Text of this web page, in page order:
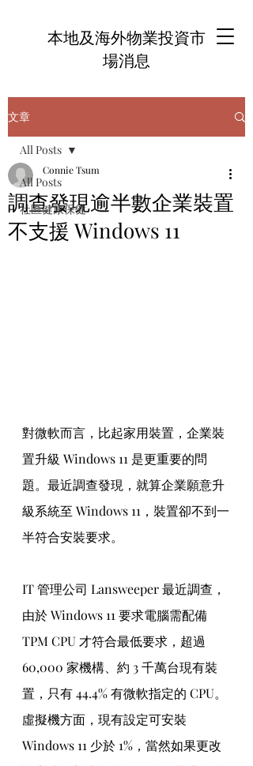
本地及海外物業投資市
場消息
文章
All Posts
社區健康保健
All Posts
調查發現逾半數企業裝置
不支援 Windows 11
Connie Tsum
對微軟而言，比起家用裝置，企業裝
置升級 Windows 11 是更重要的問
題。最近調查發現，就算企業願意升
級系統至 Windows 11，裝置卻不到一
半符合安裝要求。
IT 管理公司 Lansweeper 最近調查，
由於 Windows 11 要求電腦需配備
TPM CPU 才符合最低要求，超過
60,000 家機構、約 3 千萬台現有裝
置，只有 44.4% 有微軟指定的 CPU。
虛擬機方面，現有設定可安裝
Windows 11 少於 1%，當然如果更改